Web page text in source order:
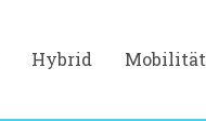
Hybrid Mobilität